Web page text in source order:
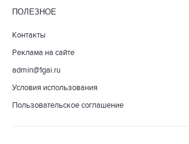
ПОЛЕЗНОЕ
Контакты
Реклама на сайте
admin@1gai.ru
Условия использования
Пользовательское соглашение